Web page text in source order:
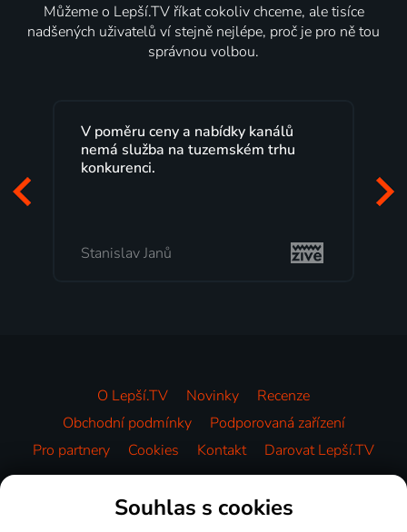
Můžeme o Lepší.TV říkat cokoliv chceme, ale tisíce
nadšených uživatelů ví stejně nejlépe, proč je pro ně tou
správnou volbou.
V poměru ceny a nabídky kanálů
nemá služba na tuzemském trhu
Stanislav Janů
začátek
mi vyhovuje.
O Lepší.TV Novinky
Recenze
Obchodní podmínky
Podporovaná zařízení
Pro partnery
Cookies Kontakt Darovat Lepší.TV
Videotéka
Souhlas s cookies